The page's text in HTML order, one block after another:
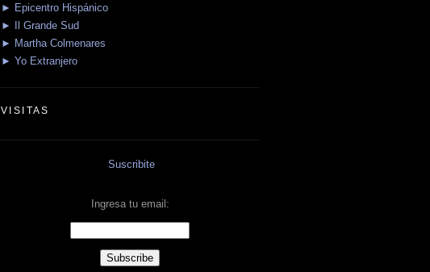
► Epicentro Hispánico
► Il Grande Sud
► Martha Colmenares
► Yo Extranjero
VISITAS
Suscribite
Ingresa tu email: